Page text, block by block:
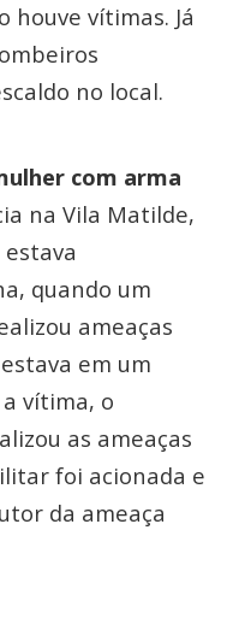
houve vítimas. Já
no local.
com arma
na Vila Matilde,
quando um
ameaças
em um
vítima, o
as ameaças
foi acionada e
da ameaça